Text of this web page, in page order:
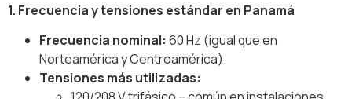
1. Frecuencia y tensiones estándar en Panamá
Frecuencia nominal: 60 Hz (igual que en
Norteamérica y Centroamérica).
Tensiones más utilizadas: